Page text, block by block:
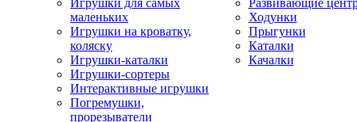
Игрушки для самых
маленьких
Игрушки на кроватку,
коляску
Игрушки-каталки
Игрушки-сортеры
Интерактивные игрушки
Погремушки,
прорезыватели
Развивающие
Ходунки
Прыгунки
Каталки
Качалки